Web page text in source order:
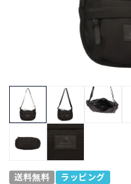
送料無料 ラッピング